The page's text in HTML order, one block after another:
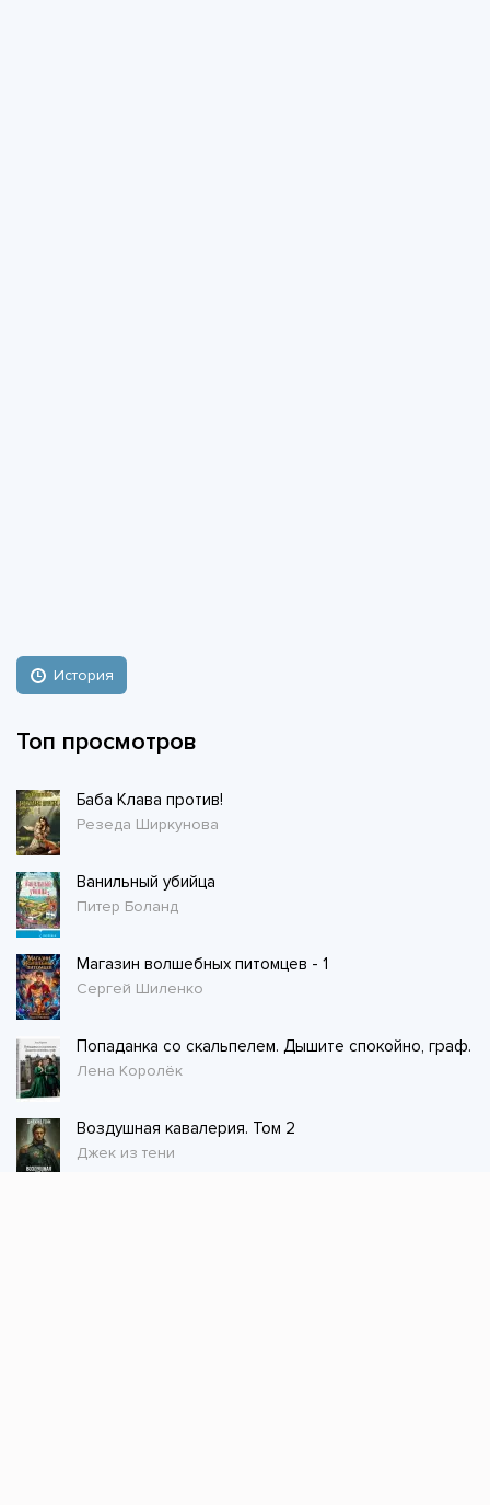
История
Топ просмотров
Баба Клава против!
Резеда Ширкунова
Ванильный убийца
Питер Боланд
Магазин волшебных питомцев - 1
Сергей Шиленко
Попаданка со скальпелем. Дышите спокойно, граф.
Лена Королёк
Воздушная кавалерия. Том 2
Джек из тени